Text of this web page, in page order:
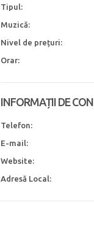
Tipul:
Muzică:
Nivel de prețuri:
Orar:
INFORMAȚII DE
Telefon:
E-mail:
Website:
Adresă Local: